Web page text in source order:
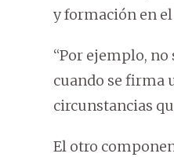
y formación en
“Por ejemplo,
cuando se firma
circunstancias
El otro